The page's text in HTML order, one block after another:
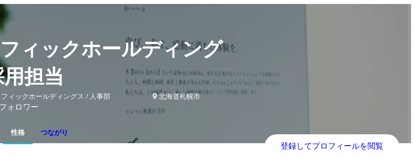
ィックホールディング
担当
ィックホールディングス / 人事部
北海道札幌市
ォロワー
性格 つながり
登録してプロフィールを閲覧